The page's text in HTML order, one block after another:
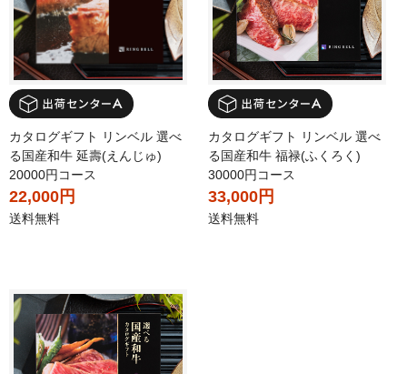
カタログギフト リンベル 選べ
る国産和牛 延壽(えんじゅ)
20000円コース
22,000円
送料無料
カタログギフト リンベル 選べ
る国産和牛 福禄(ふくろく)
30000円コース
33,000円
送料無料